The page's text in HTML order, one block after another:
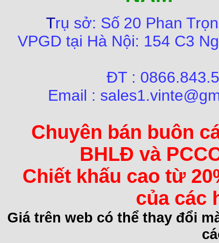
Trụ sở: Số 20 Phan
VPGD tại Hà Nội: 154 C3
ĐT :
Email :
Chuyên bán buôn
BHLĐ và
Chiết khấu cao từ
của các
Giá trên web có thể thay đổi